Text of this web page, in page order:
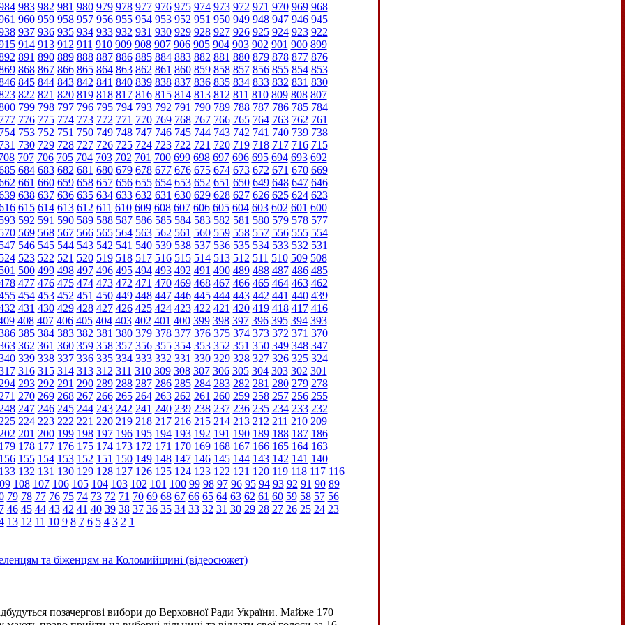
983 982 981 980 979 978 977 976 975 974 973 972 971 970 969 968
960 959 958 957 956 955 954 953 952 951 950 949 948 947 946 945
937 936 935 934 933 932 931 930 929 928 927 926 925 924 923 922
914 913 912 911 910 909 908 907 906 905 904 903 902 901 900 899
891 890 889 888 887 886 885 884 883 882 881 880 879 878 877 876
868 867 866 865 864 863 862 861 860 859 858 857 856 855 854 853
845 844 843 842 841 840 839 838 837 836 835 834 833 832 831 830
822 821 820 819 818 817 816 815 814 813 812 811 810 809 808 807
799 798 797 796 795 794 793 792 791 790 789 788 787 786 785 784
776 775 774 773 772 771 770 769 768 767 766 765 764 763 762 761
753 752 751 750 749 748 747 746 745 744 743 742 741 740 739 738
730 729 728 727 726 725 724 723 722 721 720 719 718 717 716 715
707 706 705 704 703 702 701 700 699 698 697 696 695 694 693 692
684 683 682 681 680 679 678 677 676 675 674 673 672 671 670 669
661 660 659 658 657 656 655 654 653 652 651 650 649 648 647 646
638 637 636 635 634 633 632 631 630 629 628 627 626 625 624 623
615 614 613 612 611 610 609 608 607 606 605 604 603 602 601 600
592 591 590 589 588 587 586 585 584 583 582 581 580 579 578 577
569 568 567 566 565 564 563 562 561 560 559 558 557 556 555 554
546 545 544 543 542 541 540 539 538 537 536 535 534 533 532 531
523 522 521 520 519 518 517 516 515 514 513 512 511 510 509 508
500 499 498 497 496 495 494 493 492 491 490 489 488 487 486 485
477 476 475 474 473 472 471 470 469 468 467 466 465 464 463 462
454 453 452 451 450 449 448 447 446 445 444 443 442 441 440 439
431 430 429 428 427 426 425 424 423 422 421 420 419 418 417 416
408 407 406 405 404 403 402 401 400 399 398 397 396 395 394 393
385 384 383 382 381 380 379 378 377 376 375 374 373 372 371 370
362 361 360 359 358 357 356 355 354 353 352 351 350 349 348 347
339 338 337 336 335 334 333 332 331 330 329 328 327 326 325 324
316 315 314 313 312 311 310 309 308 307 306 305 304 303 302 301
293 292 291 290 289 288 287 286 285 284 283 282 281 280 279 278
270 269 268 267 266 265 264 263 262 261 260 259 258 257 256 255
247 246 245 244 243 242 241 240 239 238 237 236 235 234 233 232
224 223 222 221 220 219 218 217 216 215 214 213 212 211 210 209
201 200 199 198 197 196 195 194 193 192 191 190 189 188 187 186
178 177 176 175 174 173 172 171 170 169 168 167 166 165 164 163
155 154 153 152 151 150 149 148 147 146 145 144 143 142 141 140
132 131 130 129 128 127 126 125 124 123 122 121 120 119 118 117 116
108 107 106 105 104 103 102 101 100 99 98 97 96 95 94 93 92 91 90 89
79 78 77 76 75 74 73 72 71 70 69 68 67 66 65 64 63 62 61 60 59 58 57 56
46 45 44 43 42 41 40 39 38 37 36 35 34 33 32 31 30 29 28 27 26 25 24 23
13 12 11 10 9 8 7 6 5 4 3 2 1
та біженцям на Коломийщині (відеосюжет)
позачергові вибори до Верховної Ради України. Майже 170